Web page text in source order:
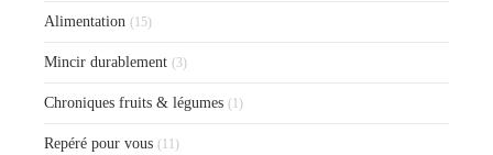
Alimentation (15)
Mincir durablement (3)
Chroniques fruits & légumes (1)
Repéré pour vous (11)